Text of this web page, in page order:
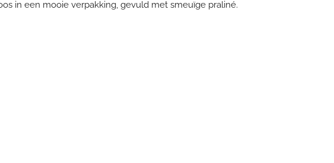
in een mooie verpakking, gevuld met smeuïge praliné.